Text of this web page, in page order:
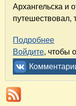
Архангельска и
путешествовал,
Подробнее
Войдите, чтобы